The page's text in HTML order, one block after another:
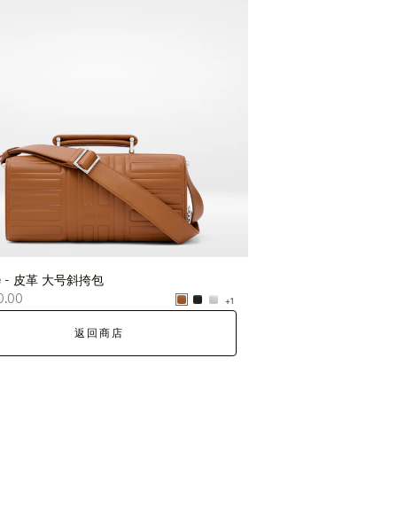
- 皮革 大号斜挎包
+1
返回商店